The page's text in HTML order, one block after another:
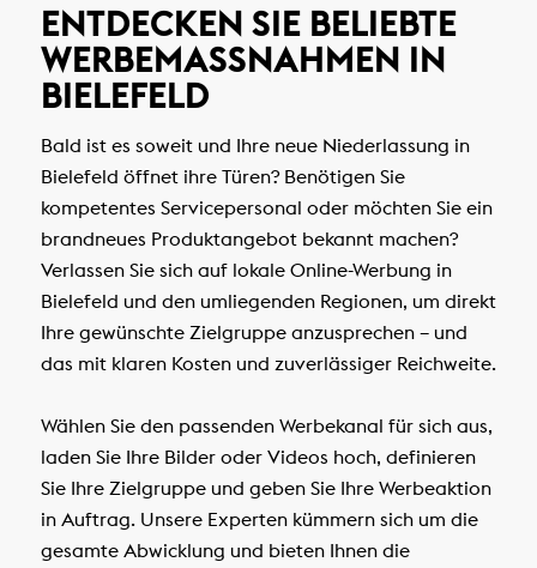
ENTDECKEN SIE BELIEBTE
WERBEMASSNAHMEN IN B
IELEFELD
Bald ist es soweit und Ihre neue Niederlassung in
Bielefeld öffnet ihre Türen? Benötigen Sie
kompetentes Servicepersonal oder möchten Sie ein
brandneues Produktangebot bekannt machen?
Verlassen Sie sich auf lokale Online-Werbung in
Bielefeld und den umliegenden Regionen, um direkt
Ihre gewünschte Zielgruppe anzusprechen – und
das mit klaren Kosten und zuverlässiger Reichweite.
Wählen Sie den passenden Werbekanal für sich aus,
laden Sie Ihre Bilder oder Videos hoch, definieren
Sie Ihre Zielgruppe und geben Sie Ihre Werbeaktion
in Auftrag. Unsere Experten kümmern sich um die
gesamte Abwicklung und bieten Ihnen die